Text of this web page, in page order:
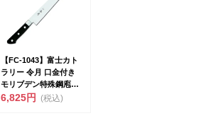
【FC-1043】富士カト
ラリー 令月 口金付き
モリブデン特殊鋼庖丁
筋引 240m...
6,825円 (税込)